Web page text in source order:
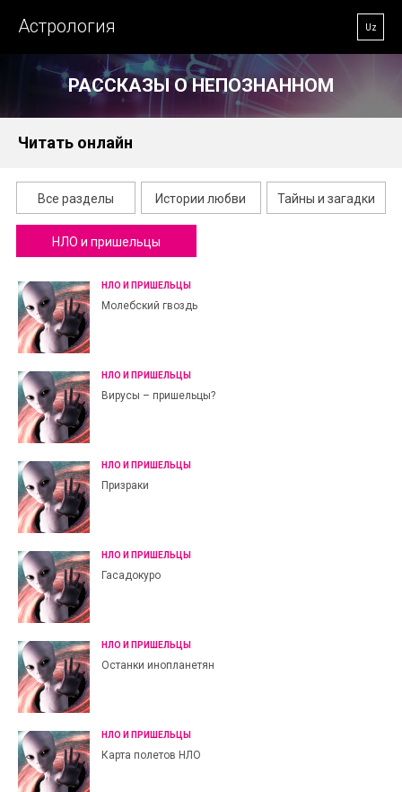
Астрология Uz
РАССКАЗЫ О НЕПОЗНАННОМ
Читать онлайн
Все разделы Истории любви Тайны и загадки
НЛО и пришельцы
НЛО И ПРИШЕЛЬЦЫ
Молебский гвоздь
НЛО И ПРИШЕЛЬЦЫ
Вирусы – пришельцы?
НЛО И ПРИШЕЛЬЦЫ
Призраки
НЛО И ПРИШЕЛЬЦЫ
Гасадокуро
НЛО И ПРИШЕЛЬЦЫ
Останки инопланетян
НЛО И ПРИШЕЛЬЦЫ
Карта полетов НЛО